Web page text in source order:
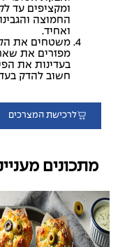
ומקציפים עד
החמוצה
ואחיד.
משטחים את
מפזרים את
בעדינות את
חשוב להדק
לרכישת המצרכים
מתכונים